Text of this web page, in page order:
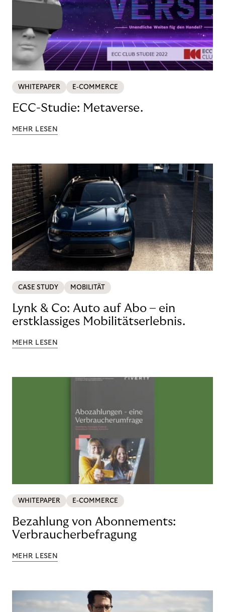
WHITEPAPER E-COMMERCE
ECC-Studie: Metaverse.
MEHR LESEN
CASE STUDY MOBILITÄT
Lynk & Co: Auto auf Abo – ein
erstklassiges Mobilitätserlebnis.
MEHR LESEN
WHITEPAPER E-COMMERCE
Bezahlung von Abonnements:
Verbraucherbefragung
MEHR LESEN